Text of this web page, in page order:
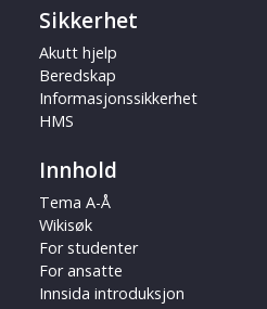
Sikkerhet
Akutt hjelp
Beredskap
Informasjonssikkerhet
HMS
Innhold
Tema A-Å
Wikisøk
For studenter
For ansatte
Innsida introduksjon